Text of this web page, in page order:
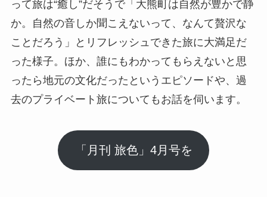
って旅は“癒し”だそうで「大熊町は自然が豊かで静
か。自然の音しか聞こえないって、なんて贅沢な
ことだろう」とリフレッシュできた旅に大満足だ
った様子。ほか、誰にもわかってもらえないと思
ったら地元の文化だったというエピソードや、過
去のプライベート旅についてもお話を伺います。
「月刊 旅色」4月号を